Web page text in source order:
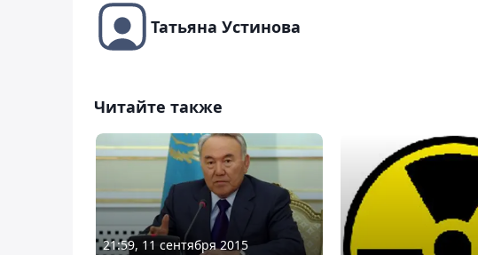
Татьяна Устинова
Читайте также
21:59, 11 сентября 2015